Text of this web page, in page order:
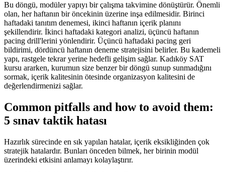
Bu döngü, modüler yapıyı bir çalışma takvimine dönüştürür. Önemli
olan, her haftanın bir öncekinin üzerine inşa edilmesidir. Birinci
haftadaki tanıtım denemesi, ikinci haftanın içerik planını
şekillendirir. İkinci haftadaki kategori analizi, üçüncü haftanın
pacing drill'lerini yönlendirir. Üçüncü haftadaki pacing geri
bildirimi, dördüncü haftanın deneme stratejisini belirler. Bu kademeli
yapı, rastgele tekrar yerine hedefli gelişim sağlar. Kadıköy SAT
kursu ararken, kurumun size benzer bir döngü sunup sunmadığını
sormak, içerik kalitesinin ötesinde organizasyon kalitesini de
değerlendirmenizi sağlar.
Common pitfalls and how to avoid them:
5 sınav taktik hatası
Hazırlık sürecinde en sık yapılan hatalar, içerik eksikliğinden çok
stratejik hatalardır. Bunları önceden bilmek, her birinin modül
üzerindeki etkisini anlamayı kolaylaştırır.